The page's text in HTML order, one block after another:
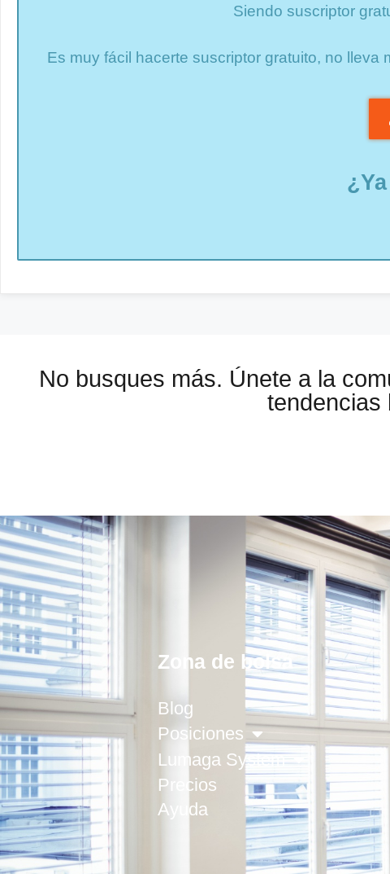
Siendo suscriptor
Es muy fácil hacerte suscriptor gratuito, no
No busques más. Únete a la
tendencias
Zona de bolsa
Blog
Posiciones
Lumaga System
Precios
Ayuda